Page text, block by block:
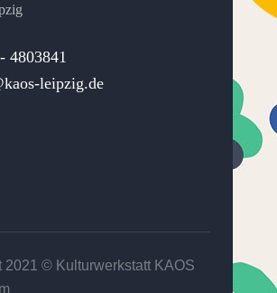
4803841
leipzig.de
2021 © Kulturwerkstatt KAOS